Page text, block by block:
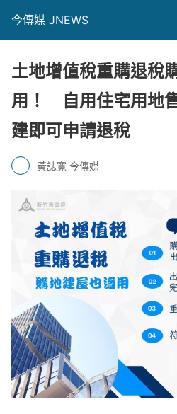
今傳媒 JNEWS
土地增值稅重購退稅
用！ 自用住宅用地
建即可申請退稅
黃誌寬 今傳媒